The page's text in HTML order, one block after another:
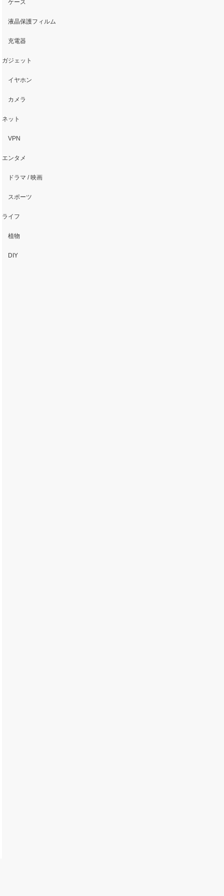
ケース
液晶保護フィルム
充電器
ガジェット
イヤホン
カメラ
ネット
VPN
エンタメ
ドラマ / 映画
スポーツ
ライフ
植物
DIY